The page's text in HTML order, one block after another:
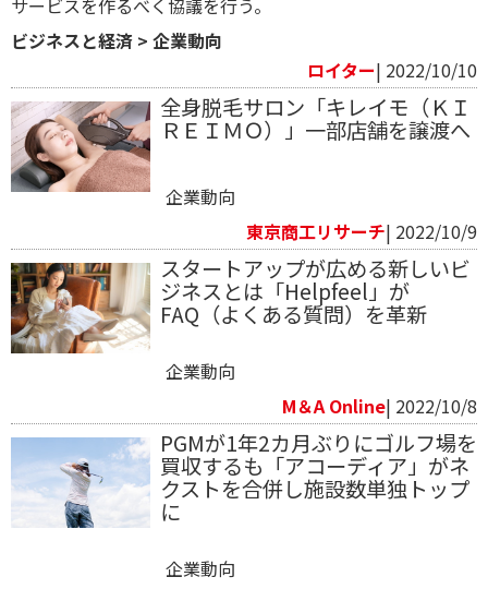
サービスを作るべく協議を行う。
ビジネスと経済 > 企業動向
ロイター| 2022/10/10
全身脱毛サロン「キレイモ（ＫＩ
ＲＥＩＭＯ）」一部店舗を譲渡へ
企業動向
東京商工リサーチ| 2022/10/9
スタートアップが広める新しいビ
ジネスとは「Helpfeel」が
FAQ（よくある質問）を革新
企業動向
M＆A Online| 2022/10/8
PGMが1年2カ月ぶりにゴルフ場を
買収するも「アコーディア」がネ
クストを合併し施設数単独トップ
に
企業動向